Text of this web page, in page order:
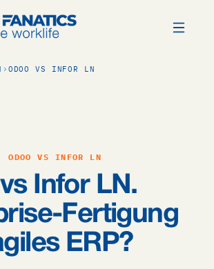
ODOO VS INFOR LN
ODOO VS INFOR LN
Infor LN.
Fertigung
ERP?